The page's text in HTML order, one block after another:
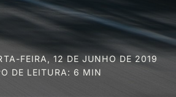
FEIRA, 12 DE JUNHO DE 2019
DE LEITURA: 6 MIN